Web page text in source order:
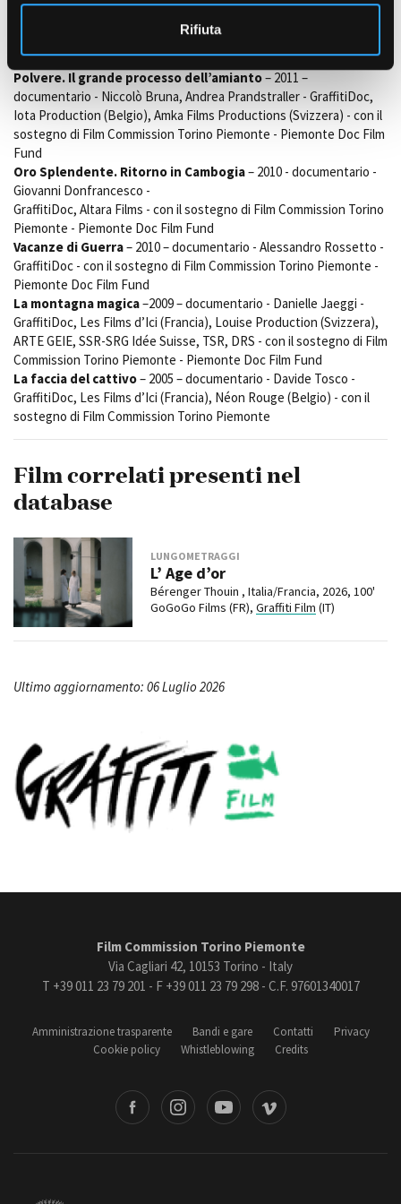
Rifiuta
GraffitiDoc, Point du Jour (Francia), RAI Cinema, ARTE France - con
il sostegno di Film Commission Torino Piemonte - Piemonte Doc
Film Fund
Polvere. Il grande processo dell’amianto– 2011 –
documentario - Niccolò Bruna, Andrea Prandstraller - GraffitiDoc,
Iota Production (Belgio), Amka Films Productions (Svizzera) - con il
sostegno di Film Commission Torino Piemonte - Piemonte Doc Film
Fund
Oro Splendente. Ritorno in Cambogia– 2010 - documentario -
Giovanni Donfrancesco -
GraffitiDoc, Altara Films - con il sostegno di Film Commission Torino
Piemonte - Piemonte Doc Film Fund
Vacanze di Guerra– 2010 – documentario - Alessandro Rossetto -
GraffitiDoc - con il sostegno di Film Commission Torino Piemonte -
Piemonte Doc Film Fund
La montagna magica–2009 – documentario - Danielle Jaeggi -
GraffitiDoc, Les Films d’Ici (Francia), Louise Production (Svizzera),
ARTE GEIE, SSR-SRG Idée Suisse, TSR, DRS - con il sostegno di Film
Commission Torino Piemonte - Piemonte Doc Film Fund
La faccia del cattivo– 2005 – documentario - Davide Tosco -
GraffitiDoc, Les Films d’Ici (Francia), Néon Rouge (Belgio) - con il
sostegno di Film Commission Torino Piemonte
Film correlati presenti nel
database
LUNGOMETRAGGI
L’ Age d’or
Bérenger Thouin , Italia/Francia, 2026, 100'
GoGoGo Films (FR), Graffiti Film (IT)
Ultimo aggiornamento: 06 Luglio 2026
Film Commission Torino Piemonte
Via Cagliari 42, 10153 Torino - Italy
T +39 011 23 79 201 - F +39 011 23 79 298 - C.F. 97601340017
Amministrazione trasparente Bandi e gare Contatti
Privacy
Cookie policy
Whistleblowing Credits
Vimeo